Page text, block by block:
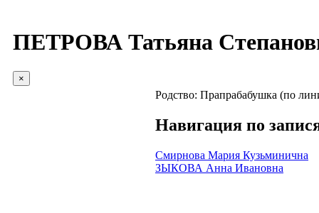
ПЕТРОВА Татьяна
×
Родство: Прапрабабушка (по
Навигация по
Смирнова Мария Кузьминична
ЗЫКОВА Анна Ивановна